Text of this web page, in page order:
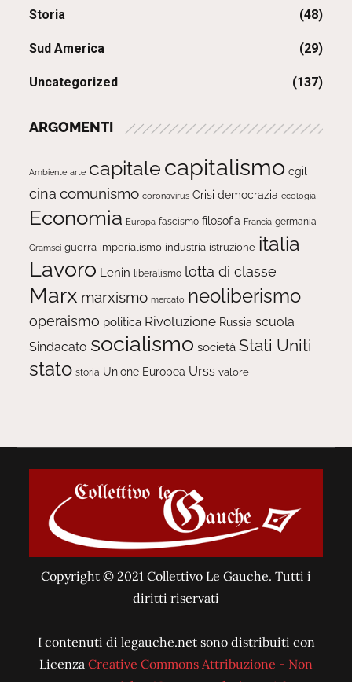
Storia (48)
Sud America (29)
Uncategorized (137)
ARGOMENTI
Ambiente arte capitale capitalismo cgil
cina comunismo coronavirus Crisi democrazia ecologia
Economia Europa fascismo filosofia Francia germania
Gramsci guerra imperialismo industria istruzione italia
Lavoro Lenin liberalismo lotta di classe
Marx marxismo mercato neoliberismo
operaismo politica Rivoluzione Russia scuola
Sindacato socialismo società Stati Uniti
stato storia Unione Europea Urss valore
Copyright © 2021 Collettivo Le Gauche. Tutti i
diritti riservati
I contenuti di legauche.net sono distribuiti con
Licenza Creative Commons Attribuzione - Non